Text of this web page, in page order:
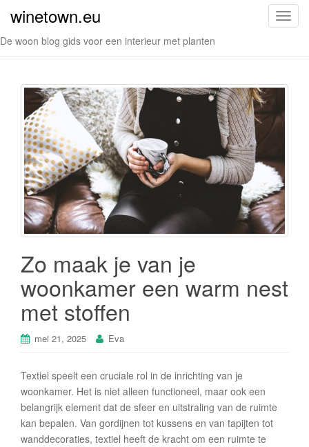
S
k
l
v
i
g
a
t
i
winetown.eu
De woon blog gids voor een interieur met planten
Zo maak je van je
woonkamer een warm nest
met stoffen
mei 21, 2025 Eva
Textiel speelt een cruciale rol in de inrichting van je
woonkamer. Het is niet alleen functioneel, maar ook een
belangrijk element dat de sfeer en uitstraling van de ruimte
kan bepalen. Van gordijnen tot kussens en van tapijten tot
wanddecoraties, textiel heeft de kracht om een ruimte te